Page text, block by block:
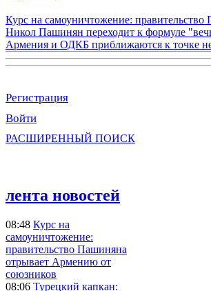
Курс на самоуничтожение:
Никол Пашинян переходит к формуле
Армения и ОДКБ приближаются к точке
Регистрация
Войти
РАСШИРЕННЫЙ ПОИСК
лента новостей
08:48 Курс на
самоуничтожение:
правительство Пашиняна
отрывает Армению от
союзников
08:06 Турецкий капкан: